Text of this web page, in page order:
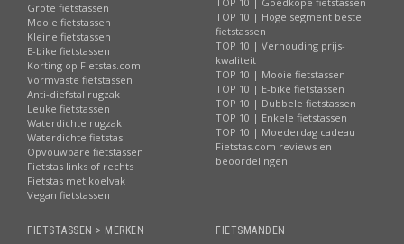
Grote fietstassen
Mooie fietstassen
Kleine fietstassen
E-bike fietstassen
Korting op Fietstas.com
Vormvaste fietstassen
Anti-diefstal rugzak
Leuke fietstassen
Waterdichte rugzak
Waterdichte fietstas
Opvouwbare fietstassen
Fietstas links of rechts
Fietstas met koelvak
Vegan fietstassen
TOP 10 | Hoge segment beste
fietstassen
TOP 10 | Verhouding prijs-
kwaliteit
TOP 10 | Mooie fietstassen
TOP 10 | E-bike fietstassen
TOP 10 | Dubbele fietstassen
TOP 10 | Enkele fietstassen
TOP 10 | Moederdag cadeau
Fietstas.com reviews en
beoordelingen
FIETSTASSEN > MERKEN FIETSMANDEN